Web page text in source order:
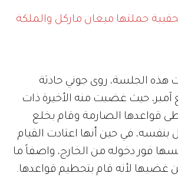
حملتها ميغان ماركل والملكة
الجلسة، روى جوني حادثة
حيث غضبت منه الأخيرة ذات
قواعدها الصارمة وقام بخلع
بنفسه، في حين أنها اعتادت القيام
فور دخوله من الخارج، واصفاً ما
لأنه قام بتحطيم قواعدها.